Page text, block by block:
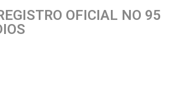
OFICIAL NO 95